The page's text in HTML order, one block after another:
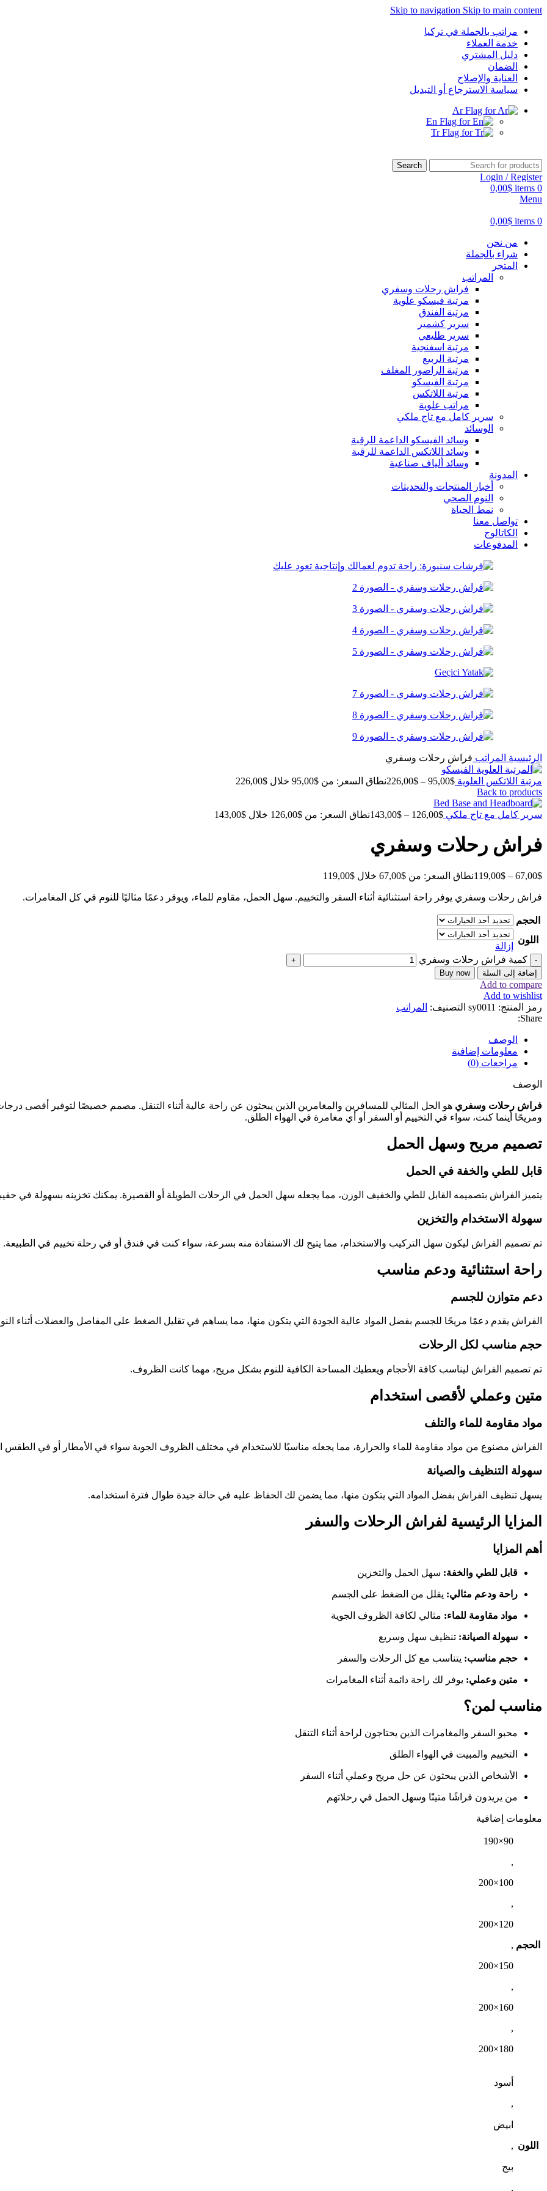
Skip to navigation Skip to main content
مراتب بالجملة في تركيا
خدمة العملاء
دليل المشتري
الضمان
العناية والإصلاح
‏سياسة الاسترجاع أو التبديل
Ar
En
Tr
Search
Login / Register
0
items
0,00$
Menu
0
items
0,00$
من نحن
شراء بالجملة
المتجر
المراتب
فراش رحلات وسفري
مرتبة فيسكو علوية
مرتبة الفندق
سرير كشمير
سرير طليعي
مرتبة اسفنجية
مرتبة الربيع
مرتبة الراصور المغلف
مرتبة الفيسكو
مرتبة اللاتكس
مراتب علوية
سرير كامل مع تاج ملكي
الوسائد
وسائد الفيسكو الداعمة للرقبة
وسائد اللاتكس الداعمة للرقبة
وسائد ألياف صناعية
المدونة
أخبار المنتجات والتحديثات
النوم الصحي
نمط الحياة
تواصل معنا
الكاتالوج
المدفوعات
الرئيسية المراتب فراش رحلات وسفري
مرتبة اللاتكس العلوية 95,00$
–
226,00$
نطاق السعر: من ⁦95,00$⁩ خلال ⁦226,00$⁩
Back to products
سرير كامل مع تاج ملكي 126,00$
–
143,00$ نطاق السعر: من ⁦126,00$⁩ خلال ⁦143,00$⁩
فراش رحلات وسفري
67,00$
–
119,00$ نطاق السعر: من ⁦67,00$⁩ خلال ⁦119,00$⁩
فراش رحلات وسفري يوفر راحة استثنائية أثناء السفر والتخييم. سهل الحمل، مقاوم للماء، ويوفر دعمًا مثاليًا للنوم في كل المغامرات.
الحجم
اللون
إزالة
كمية فراش رحلات وسفري
إضافة إلى السلة Buy now
Add to compare
Add to wishlist
رمز المنتج: sy0011 التصنيف: المراتب
Share:
الوصف
معلومات إضافية
مراجعات (0)
الوصف
فراش رحلات وسفري هو الحل المثالي للمسافرين والمغامرين الذين يبحثون عن راحة عالية أثناء التنقل. مصمم خصيصًا لتوفير أقصى
ومريحًا أينما كنت، سواء في التخييم أو السفر أو أي مغامرة في الهواء الطلق.
تصميم مريح وسهل الحمل
قابل للطي والخفة في الحمل
يتميز الفراش بتصميمه القابل للطي والخفيف الوزن، مما يجعله سهل الحمل في الرحلات الطويلة أو القصيرة. يمكنك تخزينه بسهولة في
سهولة الاستخدام والتخزين
تم تصميم الفراش ليكون سهل التركيب والاستخدام، مما يتيح لك الاستفادة منه بسرعة، سواء كنت في فندق أو في رحلة تخييم في الطبيعة.
راحة استثنائية ودعم مناسب
دعم متوازن للجسم
الفراش يقدم دعمًا مريحًا للجسم بفضل المواد عالية الجودة التي يتكون منها، مما يساهم في تقليل الضغط على المفاصل والعضلات أثناء
حجم مناسب لكل الرحلات
تم تصميم الفراش ليناسب كافة الأحجام ويعطيك المساحة الكافية للنوم بشكل مريح، مهما كانت الظروف.
متين وعملي لأقصى استخدام
مواد مقاومة للماء والتلف
الفراش مصنوع من مواد مقاومة للماء والحرارة، مما يجعله مناسبًا للاستخدام في مختلف الظروف الجوية سواء في الأمطار أو في الطقس
سهولة التنظيف والصيانة
يسهل تنظيف الفراش بفضل المواد التي يتكون منها، مما يضمن لك الحفاظ عليه في حالة جيدة طوال فترة استخدامه.
المزايا الرئيسية لفراش الرحلات والسفر
أهم المزايا
قابل للطي والخفة: سهل الحمل والتخزين
راحة ودعم مثالي: يقلل من الضغط على الجسم
مواد مقاومة للماء: مثالي لكافة الظروف الجوية
سهولة الصيانة: تنظيف سهل وسريع
حجم مناسب: يتناسب مع كل الرحلات والسفر
متين وعملي: يوفر لك راحة دائمة أثناء المغامرات
مناسب لمن؟
محبو السفر والمغامرات الذين يحتاجون لراحة أثناء التنقل
التخييم والمبيت في الهواء الطلق
الأشخاص الذين يبحثون عن حل مريح وعملي أثناء السفر
من يريدون فراشًا متينًا وسهل الحمل في رحلاتهم
معلومات إضافية
الحجم
90×190
,
100×200
,
120×200
,
150×200
,
160×200
,
180×200
اللون
أسود
,
ابيض
,
بيج
,